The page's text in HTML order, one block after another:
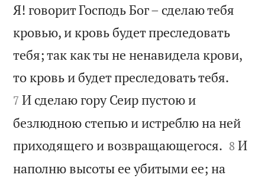
Я! говорит Господь Бог – сделаю тебя
кровью, и кровь будет преследовать
тебя; так как ты не ненавидела крови,
то кровь и будет преследовать тебя.
7 И сделаю гору Сеир пустою и
безлюдною степью и истреблю на ней
приходящего и возвращающегося. 

8 И
наполню высоты ее убитыми ее; на